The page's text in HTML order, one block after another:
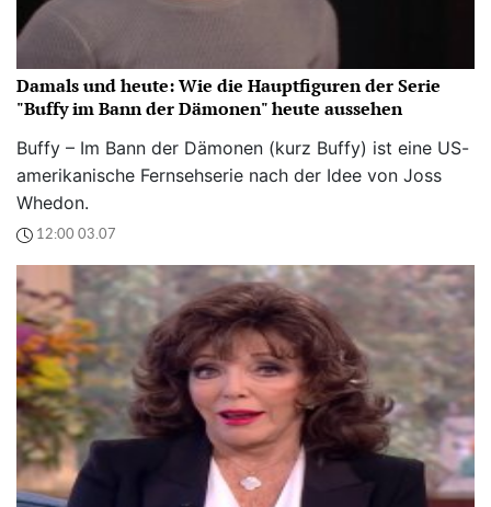
Damals und heute: Wie die Hauptfiguren der Serie
"Buffy im Bann der Dämonen" heute aussehen
Buffy – Im Bann der Dämonen (kurz Buffy) ist eine US-
amerikanische Fernsehserie nach der Idee von Joss
Whedon.
12:00 03.07